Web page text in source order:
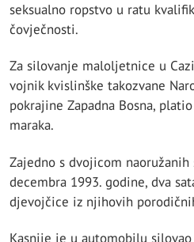
seksualno ropstvo u ratu
čovječnosti.
Za silovanje maloljetnice u
vojnik kvislinške takozvane
pokrajine Zapadna Bosna,
maraka.
Zajedno s dvojicom
decembra 1993. godine, dva
djevojčice iz njihovih
Kasnije je u automobilu